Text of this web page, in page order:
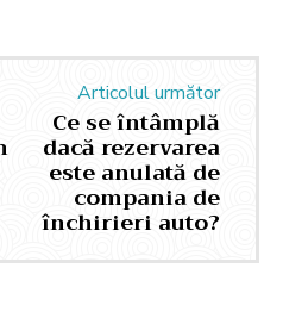
Articolul următor
Ce se întâmplă
dacă rezervarea
este anulată de
compania de
închirieri auto?